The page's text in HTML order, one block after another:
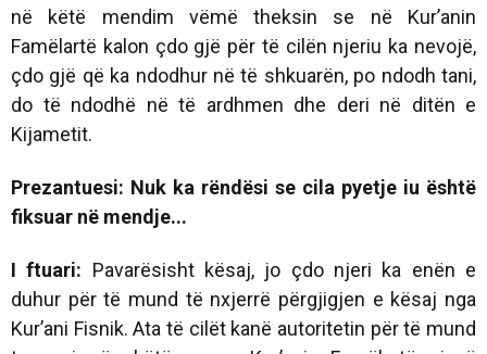
në këtë mendim vëmë theksin se në Kur’anin
Famëlartë kalon çdo gjë për të cilën njeriu ka nevojë,
çdo gjë që ka ndodhur në të shkuarën, po ndodh tani,
do të ndodhë në të ardhmen dhe deri në ditën e
Kijametit.
Prezantuesi: Nuk ka rëndësi se cila pyetje iu është
fiksuar në mendje...
I ftuari: Pavarësisht kësaj, jo çdo njeri ka enën e
duhur për të mund të nxjerrë përgjigjen e kësaj nga
Kur’ani Fisnik. Ata të cilët kanë autoritetin për të mund